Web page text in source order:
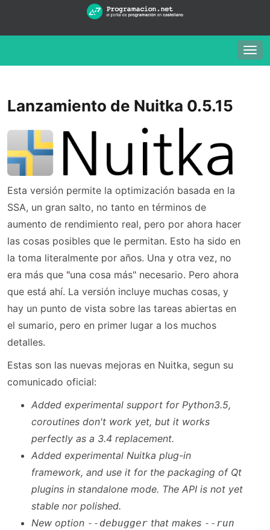
Lanzamiento de Nuitka 0.5.15
Esta versión permite la optimización basada en la
SSA, un gran salto, no tanto en términos de
aumento de rendimiento real, pero por ahora hacer
las cosas posibles que le permitan. Esto ha sido en
la toma literalmente por años. Una y otra vez, no
era más que "una cosa más" necesario. Pero ahora
que está ahí. La versión incluye muchas cosas, y
hay un punto de vista sobre las tareas abiertas en
el sumario, pero en primer lugar a los muchos
detalles.
Estas son las nuevas mejoras en Nuitka, segun su
comunicado oficial:
Added experimental support for Python3.5,
coroutines don't work yet, but it works
perfectly as a 3.4 replacement.
Added experimental Nuitka plug-in
framework, and use it for the packaging of Qt
plugins in standalone mode. The API is not yet
stable nor polished.
New option --debugger that makes --run